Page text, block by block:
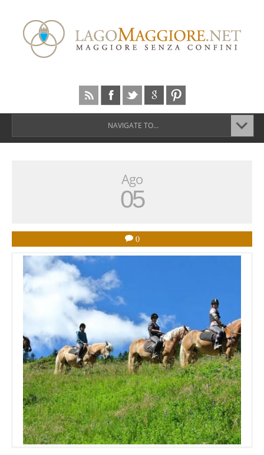
NAVIGATE TO...
Ago
05
0